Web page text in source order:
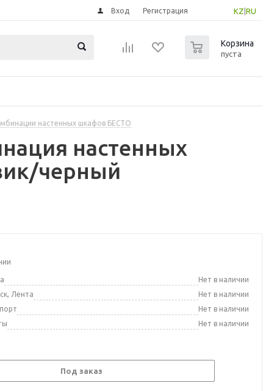
KZ RU
Вход Регистрация
Корзина
пуста
настенных шкафов БЕСТО
настенных
черный
Нет в наличии
Лента
Нет в наличии
Нет в наличии
Нет в наличии
Под заказ